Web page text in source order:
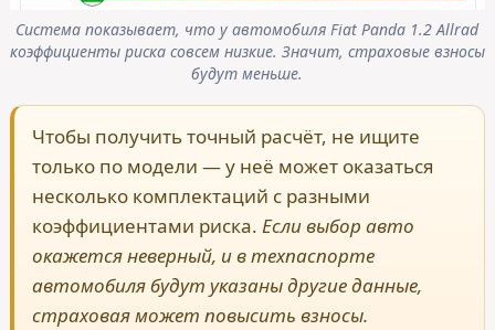
Система показывает, что у автомобиля Fiat Panda 1.2 Allrad
коэффициенты риска совсем низкие. Значит, страховые взносы
будут меньше.
Чтобы получить точный расчёт, не ищите
только по модели — у неё может оказаться
несколько комплектаций с разными
коэффициентами риска. Если выбор авто
окажется неверный, и в техпаспорте
автомобиля будут указаны другие данные,
страховая может повысить взносы.